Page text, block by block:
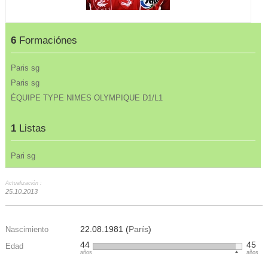
6 Formaciónes
Paris sg
Paris sg
ÉQUIPE TYPE NIMES OLYMPIQUE D1/L1
1 Listas
Pari sg
Actualización :
25.10.2013
Nascimiento 22.08.1981 (París)
Edad 44
años
45
años